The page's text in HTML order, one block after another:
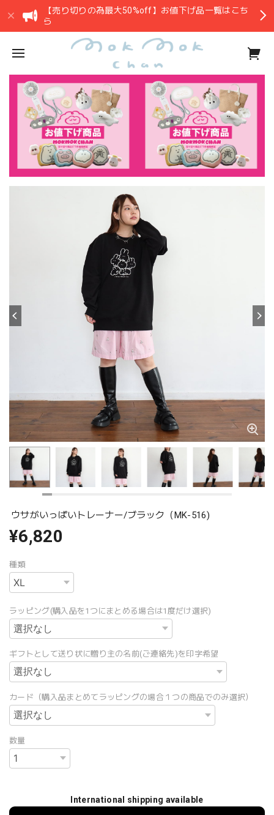
【売り切りの為最大50%off】お値下げ品一覧はこち
ら
ウサがいっぱいトレーナー/ブラック（MK-516)
¥6,820
種類
ラッピング(購入品を1つにまとめる場合は1度だけ選択)
ギフトとして送り状に贈り主の名前(ご連絡先)を印字希望
カード（購入品まとめてラッピングの場合１つの商品でのみ選択）
数量
International shipping available